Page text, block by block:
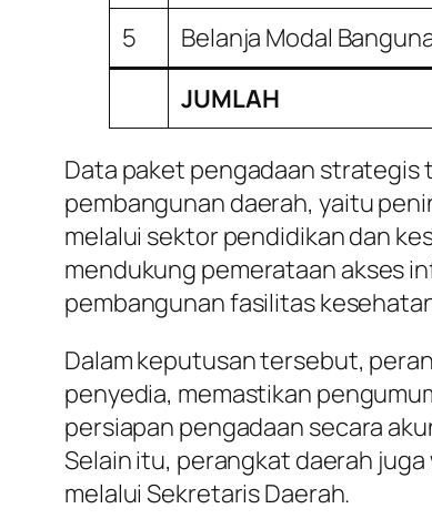
5
Belanja Modal
JUMLAH
Data paket pengadaan strategis
pembangunan daerah, yaitu
melalui sektor pendidikan dan
mendukung pemerataan akses
pembangunan fasilitas
Dalam keputusan tersebut,
penyedia, memastikan
persiapan pengadaan secara
Selain itu, perangkat daerah
melalui Sekretaris Daerah.